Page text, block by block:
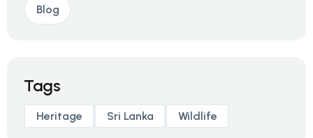
Blog
Tags
Heritage Sri Lanka Wildlife